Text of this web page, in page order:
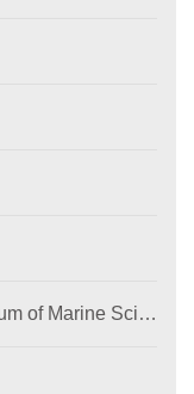
of Marine Scie